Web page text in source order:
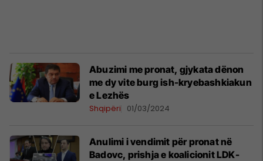
Abuzimi me pronat, gjykata dënon
me dy vite burg ish-kryebashkiakun
e Lezhës
Shqipëri 01/03/2024
Anulimi i vendimit për pronat në
Badovc, prishja e koalicionit LDK-